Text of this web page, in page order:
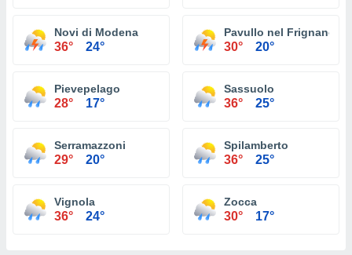
Novi di Modena
36° 24°
Pavullo nel Frignano
30° 20°
Pievepelago
28° 17°
Sassuolo
36° 25°
Serramazzoni
29° 20°
Spilamberto
36° 25°
Vignola
36° 24°
Zocca
30° 17°